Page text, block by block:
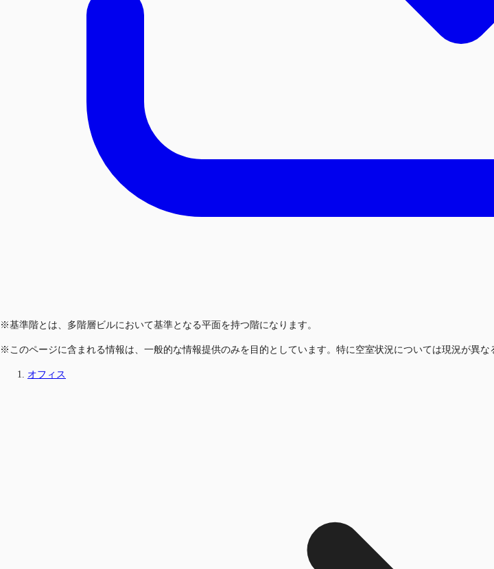
※基準階とは、多階層ビルにおいて基準となる平面を持つ階になります。
※このページに含まれる情報は、一般的な情報提供のみを目的としています。特に空室状況については現況が異な
オフィス